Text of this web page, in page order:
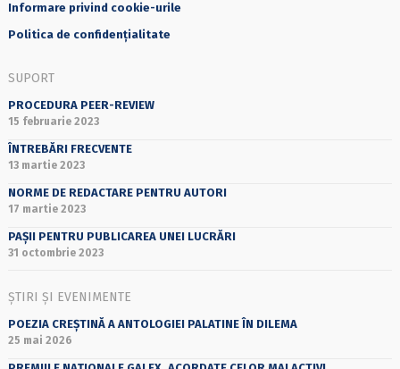
Informare privind cookie-urile
Politica de confidențialitate
SUPORT
PROCEDURA PEER-REVIEW
15 februarie 2023
ÎNTREBĂRI FRECVENTE
13 martie 2023
NORME DE REDACTARE PENTRU AUTORI
17 martie 2023
PAȘII PENTRU PUBLICAREA UNEI LUCRĂRI
31 octombrie 2023
ȘTIRI ȘI EVENIMENTE
POEZIA CREȘTINĂ A ANTOLOGIEI PALATINE ÎN DILEMA
25 mai 2026